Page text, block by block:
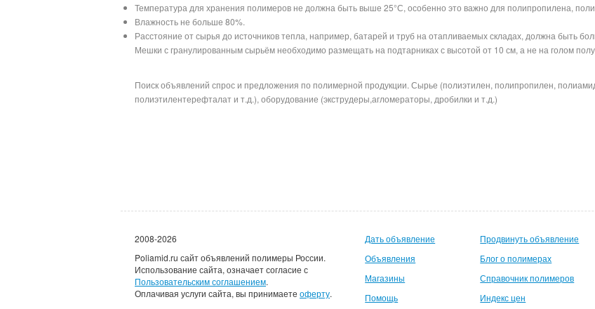
Температура для хранения полимеров не должна быть выше 25°С, особенно это важно для полипропилена,
Влажность не больше 80%.
Расстояние от сырья до источников тепла, например, батарей и труб на отапливаемых складах, должна быть
Мешки с гранулированным сырьём необходимо размещать на подтарниках с высотой от 10 см, а не на голом
Поиск объявлений спрос и предложения по полимерной продукции. Сырье (полиэтилен, полипропилен,
полиэтилентерефталат и т.д.), оборудование (экструдеры,агломераторы, дробилки и т.д.)
2008-2026
Poliamid.ru сайт объявлений полимеры России.
Использование сайта, означает согласие с
Пользовательским соглашением.
Оплачивая услуги сайта, вы принимаете оферту.
Дать объявление
Объявления
Магазины
Помощь
Продвинуть объявление
Блог о полимерах
Справочник полимеров
Индекс цен